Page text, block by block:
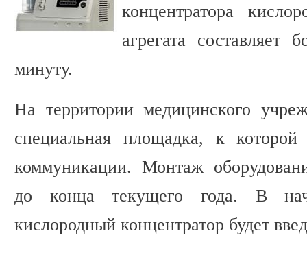
концентратора
агрегата составляет
минуту.
На территории медицинского
специальная площадка, к
коммуникации. Монтаж
до конца текущего года. В
кислородный концентратор будет